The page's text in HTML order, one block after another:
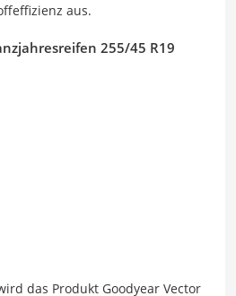
aus.
255/45 R19
das Produkt Goodyear Vector